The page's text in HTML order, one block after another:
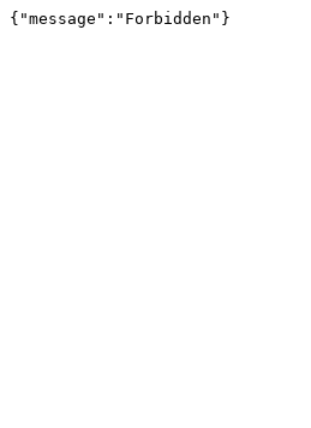
{"message":"Forbidden"}